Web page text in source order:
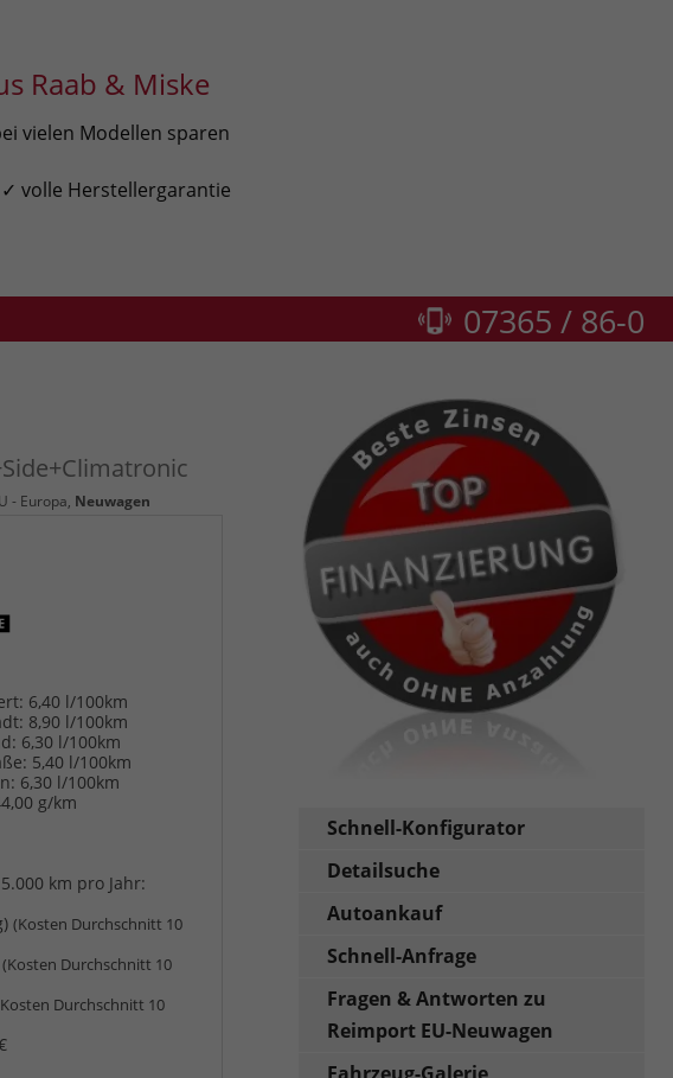
Raab & Miske
vielen Modellen sparen
volle Herstellergarantie
07365 / 86-0
- Europa, Neuwagen
6,40 l/100km
8,90 l/100km
6,30 l/100km
5,40 l/100km
6,30 l/100km
g/km
km pro Jahr:
(Kosten Durchschnitt 10
(Kosten Durchschnitt 10
Durchschnitt 10
Schnell-Konfigurator
Detailsuche
Autoankauf
Schnell-Anfrage
Fragen & Antworten zu
Reimport EU-Neuwagen